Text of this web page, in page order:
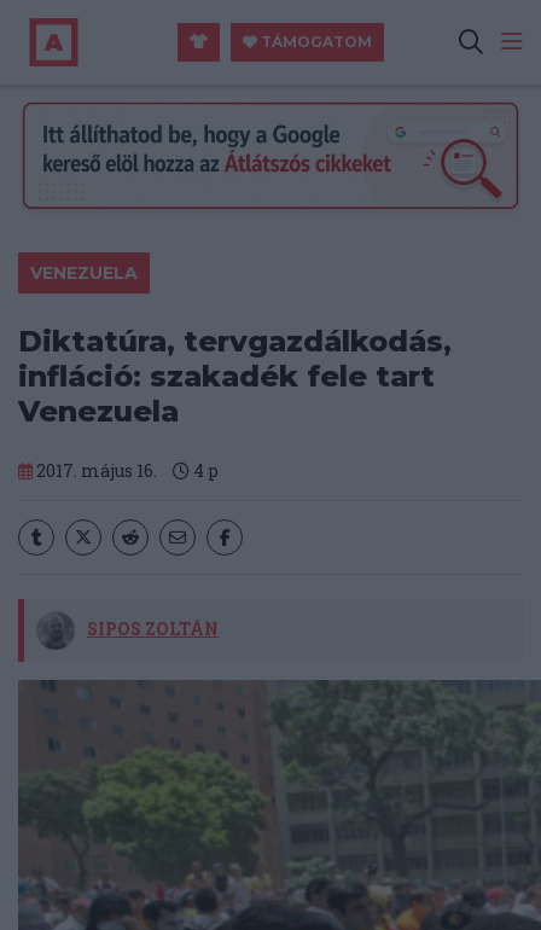
TÁMOGATOM
VENEZUELA
Diktatúra, tervgazdálkodás,
infláció: szakadék fele tart
Venezuela
2017. május 16. 4 p
SIPOS ZOLTÁN